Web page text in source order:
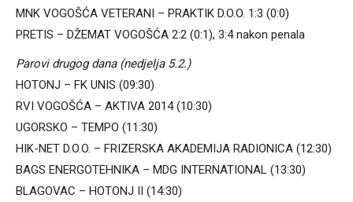
MNK VOGOŠĆA VETERANI – PRAKTIK D.O.O. 1:3 (0:0)
PRETIS – DŽEMAT VOGOŠĆA 2:2 (0:1), 3:4 nakon penala
Parovi drugog dana (nedjelja 5.2.)
HOTONJ – FK UNIS (09:30)
RVI VOGOŠĆA – AKTIVA 2014 (10:30)
UGORSKO – TEMPO (11:30)
HIK-NET D.O.O. – FRIZERSKA AKADEMIJA RADIONICA (12:30)
BAGS ENERGOTEHNIKA – MDG INTERNATIONAL (13:30)
BLAGOVAC – HOTONJ II (14:30)